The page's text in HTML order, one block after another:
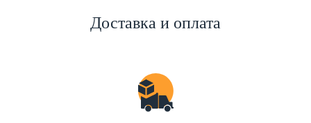
Доставка и оплата